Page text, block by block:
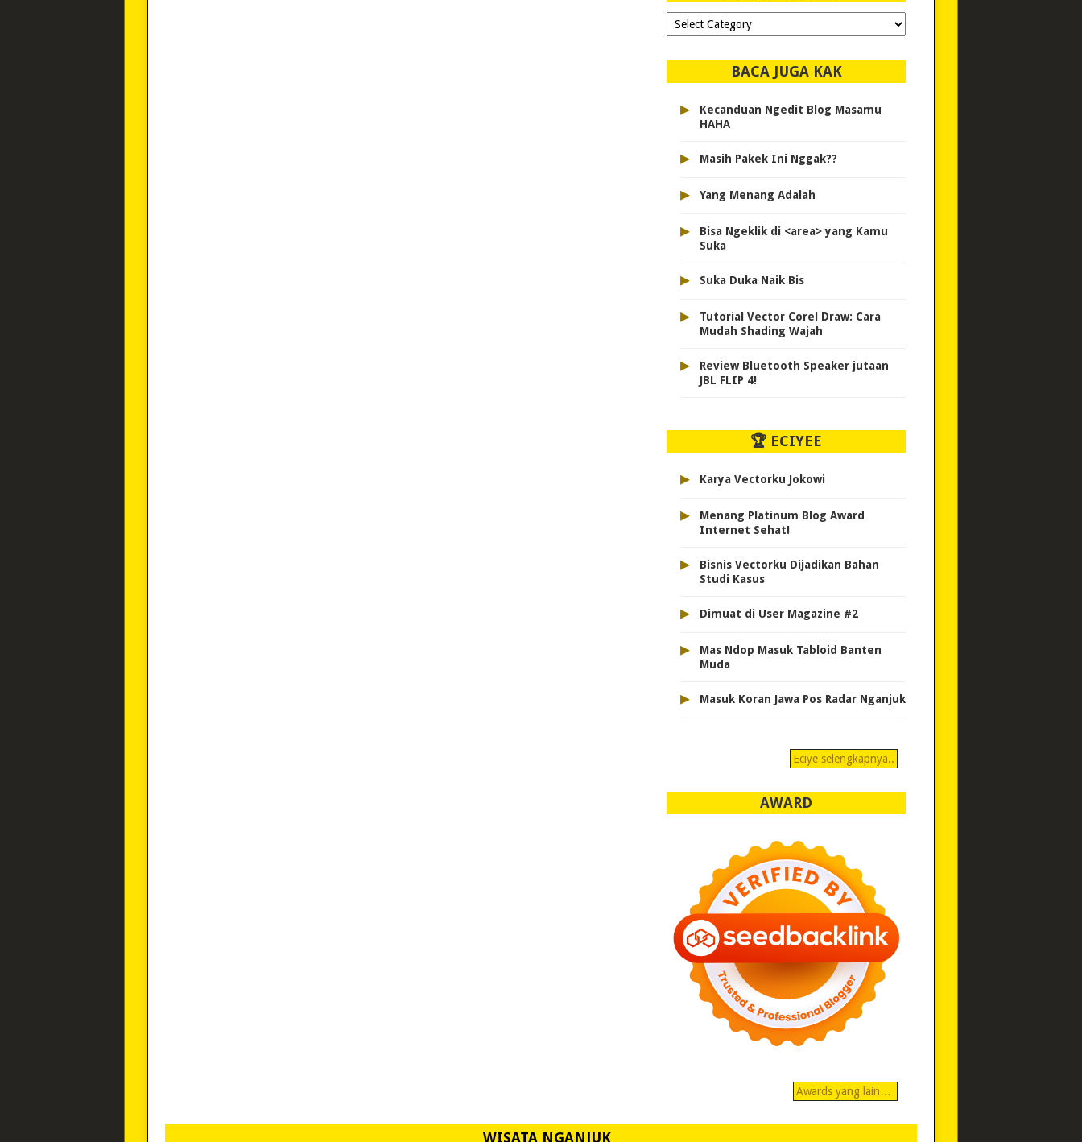
Dipilih-
dipilih..
BACA JUGA KAK
▸
Kecanduan Ngedit Blog Masamu
HAHA
▸ Masih Pakek Ini Nggak??
▸ Yang Menang Adalah
▸
Bisa Ngeklik di <area> yang Kamu
Suka
▸ Suka Duka Naik Bis
▸
Tutorial Vector Corel Draw: Cara
Mudah Shading Wajah
▸
Review Bluetooth Speaker jutaan
JBL FLIP 4!
🏆 ECIYEE
▸ Karya Vectorku Jokowi
▸
Menang Platinum Blog Award
Internet Sehat!
▸
Bisnis Vectorku Dijadikan Bahan
Studi Kasus
▸ Dimuat di User Magazine #2
▸
Mas Ndop Masuk Tabloid Banten
Muda
▸ Masuk Koran Jawa Pos Radar Nganjuk
Eciye selengkapnya..
AWARD
Awards yang lain…
WISATA NGANJUK